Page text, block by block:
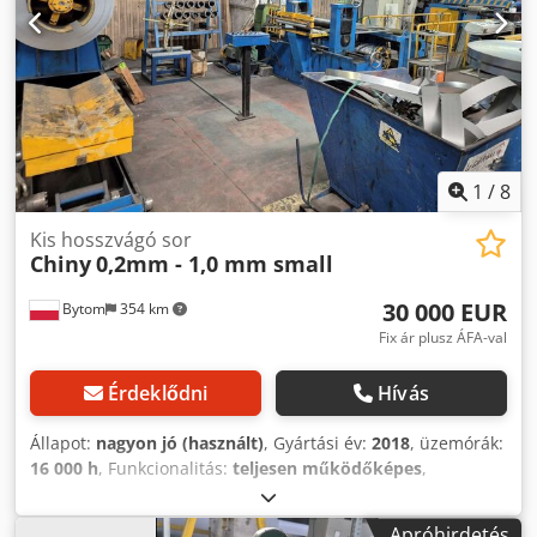
kipróbálható. Lehetőség van a kezelők betanítására.
Dkodpfxjxf Ucbo Acfer
1 /8
Bytom 354 km
Kis hosszvágó sor
Chiny0,2mm - 1,0 mm small
30 000 EUR
Fix ár plusz ÁFA-val
Érdeklődni Hívás
Állapot: nagyon jó (használt), Gyártási év: 2018, üzemórák:
16 000 h, Funkcionalitás: teljesen működőképes,
, szállítószalag vastagsága:
tekercs súlya:5 000 kg, szállítószalag szélessége:1 000